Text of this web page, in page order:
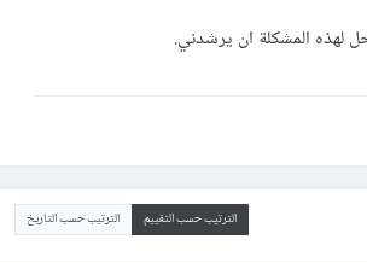
لهذه المشكلة ان يرشدني.
الترتيب حسب التقييم الترتيب حسب التاريخ